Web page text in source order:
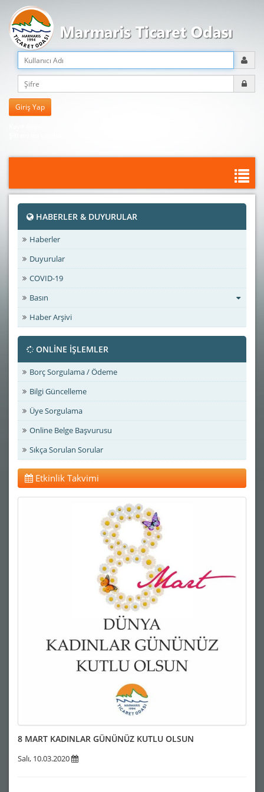
HABERLER & DUYURULAR
Haberler
Duyurular
COVID-19
Basın
Haber Arşivi
ONLİNE İŞLEMLER
Borç Sorgulama / Ödeme
Bilgi Güncelleme
Üye Sorgulama
Online Belge Başvurusu
Sıkça Sorulan Sorular
Etkinlik Takvimi
8 MART KADINLAR GÜNÜNÜZ KUTLU OLSUN
Salı, 10.03.2020